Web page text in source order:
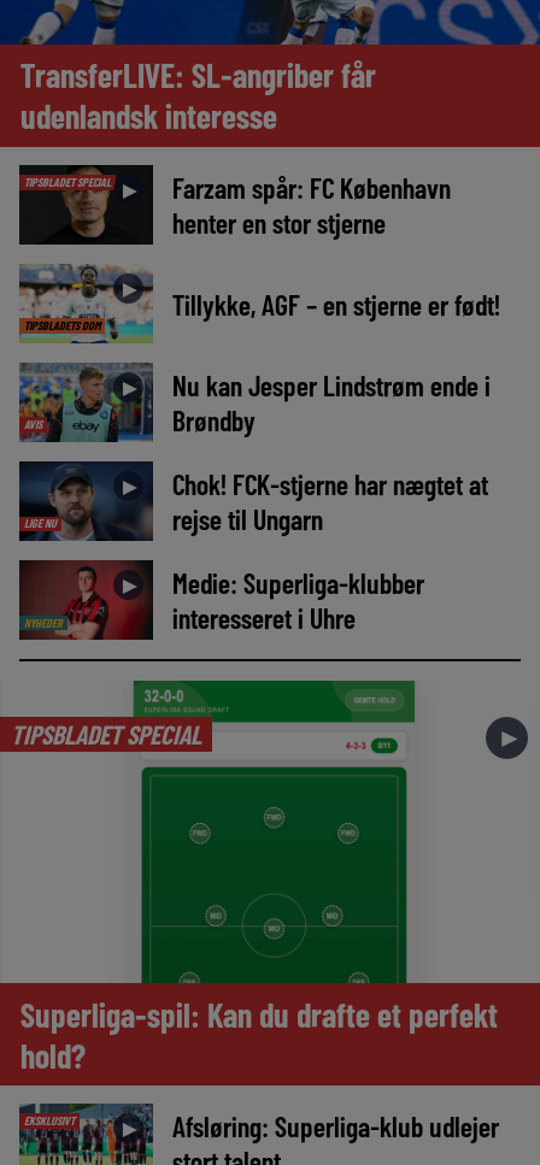
TransferLIVE: SL-angriber får
udenlandsk interesse
TIPSBLADET SPECIAL ►
Farzam spår: FC København
henter en stor stjerne
TIPSBLADETS DOM
► Tillykke, AGF – en stjerne er født!
AVIS
►
Nu kan Jesper Lindstrøm ende i
Brøndby
LIGE NU
►
Chok! FCK-stjerne har nægtet at
rejse til Ungarn
NYHEDER
►
Medie: Superliga-klubber
interesseret i Uhre
TIPSBLADET SPECIAL ►
Superliga-spil: Kan du drafte et perfekt
hold?
EKSKLUSIVT ►
Afsløring: Superliga-klub udlejer